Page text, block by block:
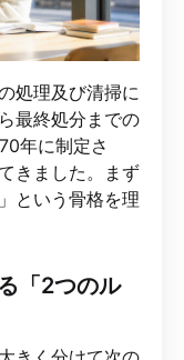
処理及び清掃に
最終処分までの
年に制定さ
きました。まず
という骨格を理
「2つのル